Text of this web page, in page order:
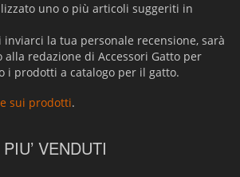
uno o più articoli suggeriti in
la tua personale recensione, sarà
redazione di Accessori Gatto per
i prodotti a catalogo per il gatto.
sui prodotti.
VENDUTI